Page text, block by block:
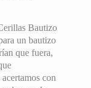
Bautizo
un bautizo
que fuera,
con